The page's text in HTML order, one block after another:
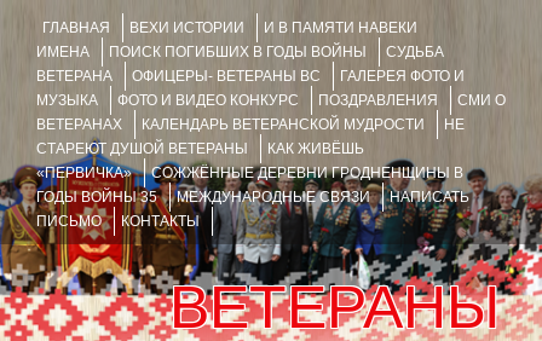
ГЛАВНАЯ ВЕХИ ИСТОРИИ
И В ПАМЯТИ НАВЕКИ
ИМЕНА
ПОИСК ПОГИБШИХ В ГОДЫ ВОЙНЫ
СУДЬБА
ВЕТЕРАНА
ОФИЦЕРЫ- ВЕТЕРАНЫ ВС
ГАЛЕРЕЯ ФОТО И
МУЗЫКА
ФОТО И ВИДЕО КОНКУРС ПОЗДРАВЛЕНИЯ
СМИ О
ВЕТЕРАНАХ
КАЛЕНДАРЬ ВЕТЕРАНСКОЙ МУДРОСТИ
НЕ
СТАРЕЮТ ДУШОЙ ВЕТЕРАНЫ
КАК ЖИВЁШЬ
«ПЕРВИЧКА»
СОЖЖЁННЫЕ ДЕРЕВНИ ГРОДНЕНЩИНЫ В
ГОДЫ ВОЙНЫ 35
МЕЖДУНАРОДНЫЕ СВЯЗИ
НАПИСАТЬ
ПИСЬМО
КОНТАКТЫ
ВЕТЕРАНЫ